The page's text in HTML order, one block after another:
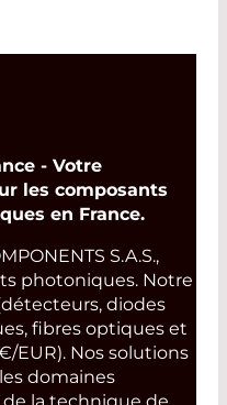
- Votre
les composants
en France.
S.A.S.,
photoniques. Notre
diodes
fibres optiques et
EUR). Nos solutions
domaines